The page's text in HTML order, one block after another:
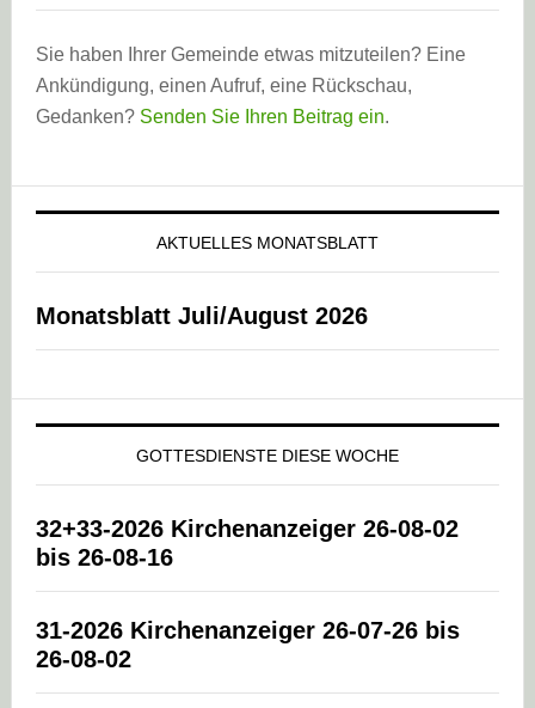
Sie haben Ihrer Gemeinde etwas mitzuteilen? Eine
Ankündigung, einen Aufruf, eine Rückschau,
Gedanken? Senden Sie Ihren Beitrag ein.
AKTUELLES MONATSBLATT
Monatsblatt Juli/August 2026
GOTTESDIENSTE DIESE WOCHE
32+33-2026 Kirchenanzeiger 26-08-02
bis 26-08-16
31-2026 Kirchenanzeiger 26-07-26 bis
26-08-02